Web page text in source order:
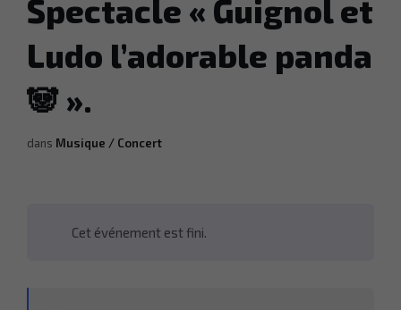
Spectacle « Guignol et
Ludo l’adorable panda
🐼 ».
dans Musique / Concert
Cet événement est fini.